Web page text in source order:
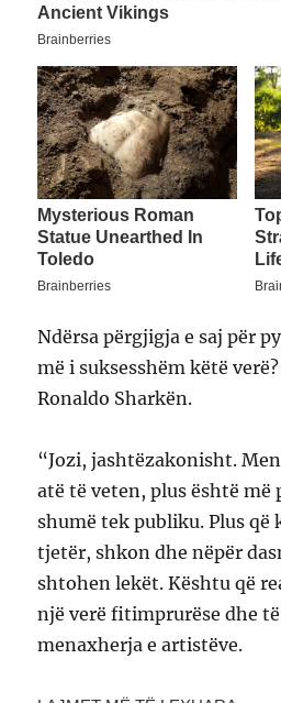
Ndërsa përgjigja e saj për
më i suksesshëm këtë
Ronaldo Sharkën.
“Jozi, jashtëzakonisht.
atë të veten, plus është më
shumë tek publiku. Plus që
tjetër, shkon dhe nëpër
shtohen lekët. Kështu që
një verë fitimprurëse dhe
menaxherja e artistëve.